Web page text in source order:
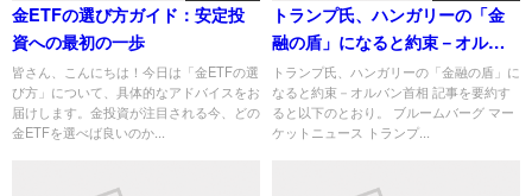
金ETFの選び方ガイド：安定投
資への最初の一歩
皆さん、こんにちは！今日は「金ETFの選
び方」について、具体的なアドバイスをお
届けします。金投資が注目される今、どの
金ETFを選べば良いのか...
トランプ氏、ハンガリーの「金
融の盾」になると約束－オルバ
ン首相
トランプ氏、ハンガリーの「金融の盾」に
なると約束－オルバン首相 記事を要約す
ると以下のとおり。 ブルームバーグ マー
ケットニュース トランプ...